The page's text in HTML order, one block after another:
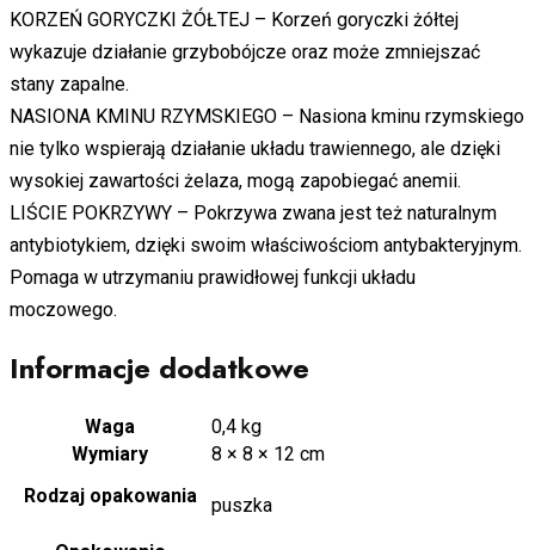
KORZEŃ GORYCZKI ŻÓŁTEJ – Korzeń goryczki żółtej
wykazuje działanie grzybobójcze oraz może zmniejszać
stany zapalne.
NASIONA KMINU RZYMSKIEGO – Nasiona kminu rzymskiego
nie tylko wspierają działanie układu trawiennego, ale dzięki
wysokiej zawartości żelaza, mogą zapobiegać anemii.
LIŚCIE POKRZYWY – Pokrzywa zwana jest też naturalnym
antybiotykiem, dzięki swoim właściwościom antybakteryjnym.
Pomaga w utrzymaniu prawidłowej funkcji układu
moczowego.
Informacje dodatkowe
Waga
0,4 kg
Wymiary
8 × 8 × 12 cm
Rodzaj opakowania
puszka